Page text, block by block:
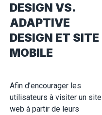
DESIGN VS.
ADAPTIVE
DESIGN ET SITE
MOBILE
Afin d’encourager les
utilisateurs à visiter un site
web à partir de leurs